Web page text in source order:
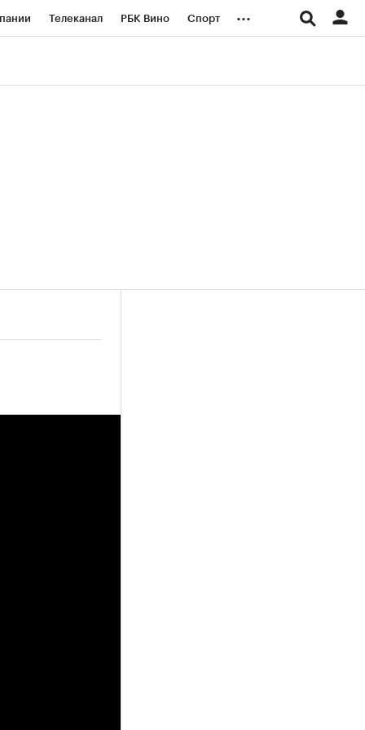
Телеканал РБК Вино Спорт ...